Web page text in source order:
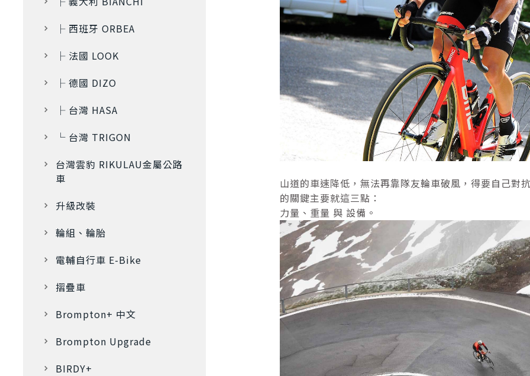
├ 西班牙 ORBEA
├ 法國 LOOK
├ 德國 DIZO
├ 台灣 HASA
└ 台灣 TRIGON
台灣雲豹 RIKULAU金屬公路
車
升級改裝
輪組、輪胎
電輔自行車 E-Bike
摺疊車
Brompton+ 中文
Brompton Upgrade
BIRDY+
山道的車速降低，無法再靠隊友輪車破風，得要自己對
的關鍵主要就這三點：
力量、重量 與 設備。